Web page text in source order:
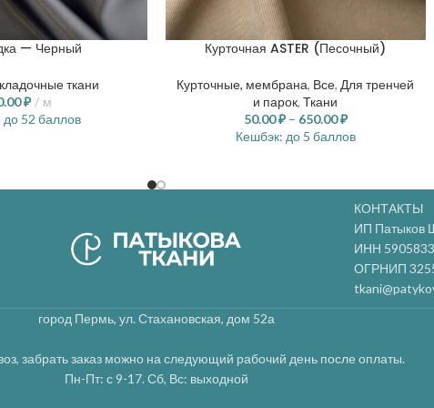
— Черный
ткани
₽
м
до 52 баллов
Курточная ASTER (Песочный)
Курточные, мембрана, Все,Для тренчей
и парок,Ткани
50.00₽ – 650.00₽
Кешбэк: до 5 баллов
КОНТАКТЫ
ИП Патыков
ИНН
ОГРНИП
город Пермь, ул. Стахановская, дом 52а
забрать заказ можно на следующий рабочий день после оплаты.
Пн-Пт: с 9-17. Сб, Вс: выходной